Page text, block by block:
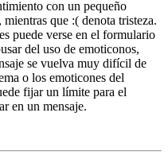
con un pequeño
que :( denota tristeza.
puede verse en el formulario
del uso de emoticonos,
se vuelva muy difícil de
o los emoticones del
fijar un límite para el
en un mensaje.